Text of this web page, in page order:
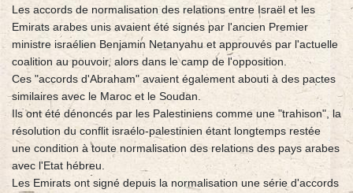
Les accords de normalisation des relations entre Israël et les
Emirats arabes unis avaient été signés par l'ancien Premier
ministre israélien Benjamin Netanyahu et approuvés par l'actuelle
coalition au pouvoir, alors dans le camp de l'opposition.
Ces "accords d'Abraham" avaient également abouti à des pactes
similaires avec le Maroc et le Soudan.
Ils ont été dénoncés par les Palestiniens comme une "trahison", la
résolution du conflit israélo-palestinien étant longtemps restée
une condition à toute normalisation des relations des pays arabes
avec l'Etat hébreu.
Les Emirats ont signé depuis la normalisation une série d'accords